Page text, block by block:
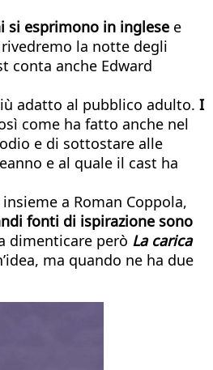
si esprimono in inglese e
la notte degli
conta anche Edward
adatto al pubblico adulto. I
come ha fatto anche nel
e di sottostare alle
e al quale il cast ha
a Roman Coppola,
fonti di ispirazione sono
dimenticare però La carica
ma quando ne ha due